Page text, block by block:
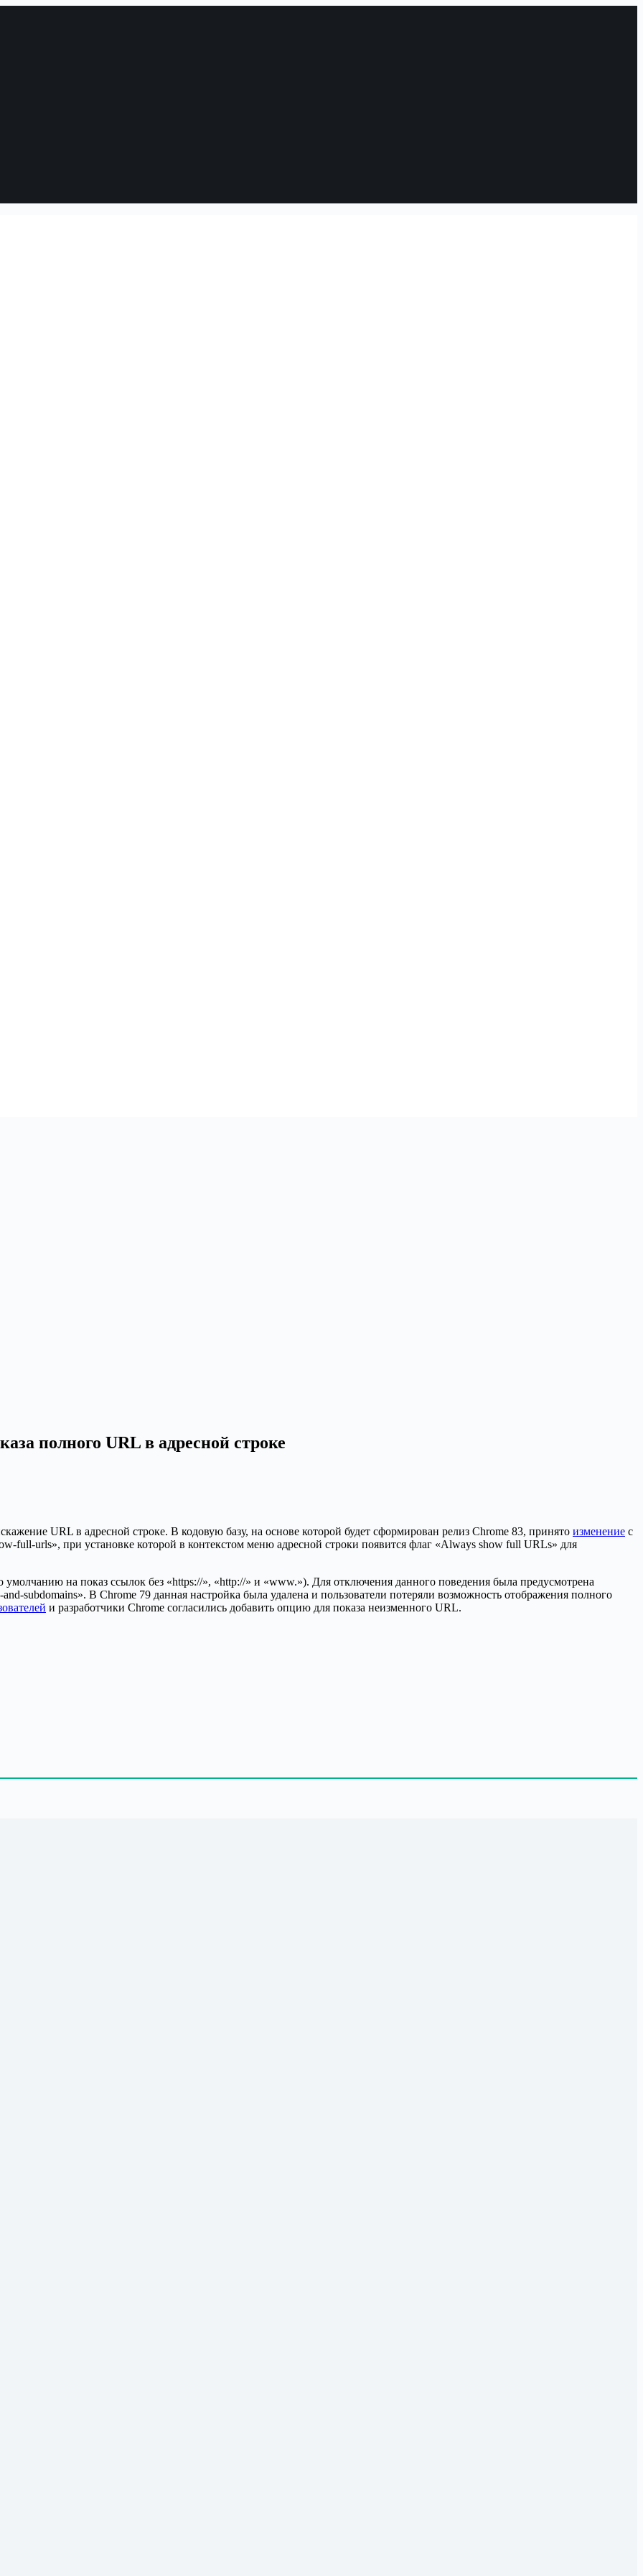
полного URL в адресной строке
URL в адресной строке. В кодовую базу, на основе которой будет сформирован релиз Chrome 83, принято изменение с
full-urls», при установке которой в контекстом меню адресной строки появится флаг «Always show full URLs» для
на показ ссылок без «https://», «http://» и «www.»). Для отключения данного поведения была предусмотрена
subdomains». В Chrome 79 данная настройка была удалена и пользователи потеряли возможность отображения полного
и разработчики Chrome согласились добавить опцию для показа неизменного URL.